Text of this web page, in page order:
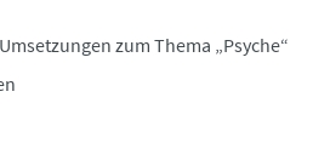
zum Thema „Psyche“